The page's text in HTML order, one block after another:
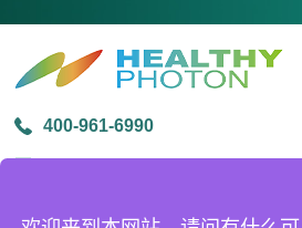
400-961-6990
info@healthyphoton.com